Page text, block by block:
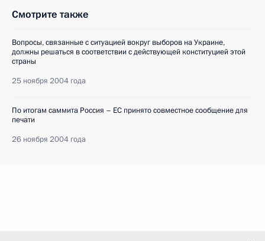
Смотрите также
Вопросы, связанные с ситуацией вокруг выборов на Украине,
должны решаться в соответствии с действующей конституцией этой
страны
25 ноября 2004 года
По итогам саммита Россия – ЕС принято совместное сообщение для
печати
26 ноября 2004 года